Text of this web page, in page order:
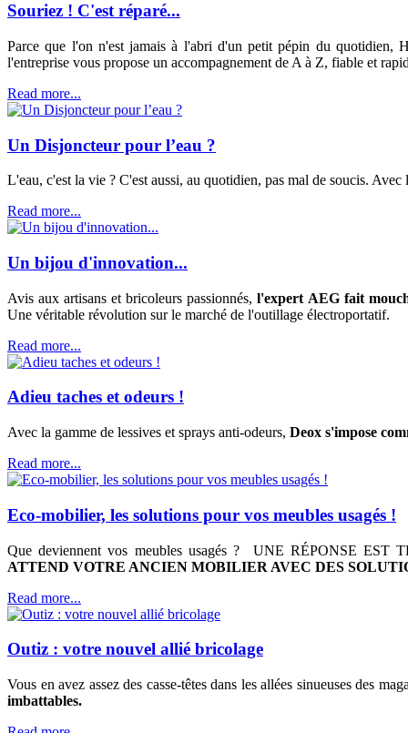
Souriez ! C'est réparé...
Parce que l'on n'est jamais à l'abri d'un petit pépin du quotidien,
l'entreprise vous propose un accompagnement de A à Z, fiable et
Read more...
Un Disjoncteur pour l’eau ?
L'eau, c'est la vie ? C'est aussi, au quotidien, pas mal de soucis.
Read more...
Un bijou d'innovation...
Avis aux artisans et bricoleurs passionnés, l'expert AEG fait
Une véritable révolution sur le marché de l'outillage électroportatif.
Read more...
Adieu taches et odeurs !
Avec la gamme de lessives et sprays anti-odeurs, Deox s'impose
Read more...
Eco-mobilier, les solutions pour vos meubles usagés !
Que deviennent vos meubles usagés ? UNE RÉPONSE
ATTEND VOTRE ANCIEN MOBILIER AVEC DES
Read more...
Outiz : votre nouvel allié bricolage
Vous en avez assez des casse-têtes dans les allées sinueuses des
imbattables.